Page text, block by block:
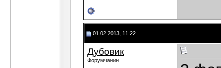
01.02.2013, 11:22
Дубовик
Форумчанин